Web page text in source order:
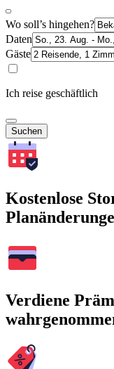
Wo soll’s hingehen?
Daten
Gäste
Ich reise geschäftlich
Suchen
Kostenlose
Verdiene